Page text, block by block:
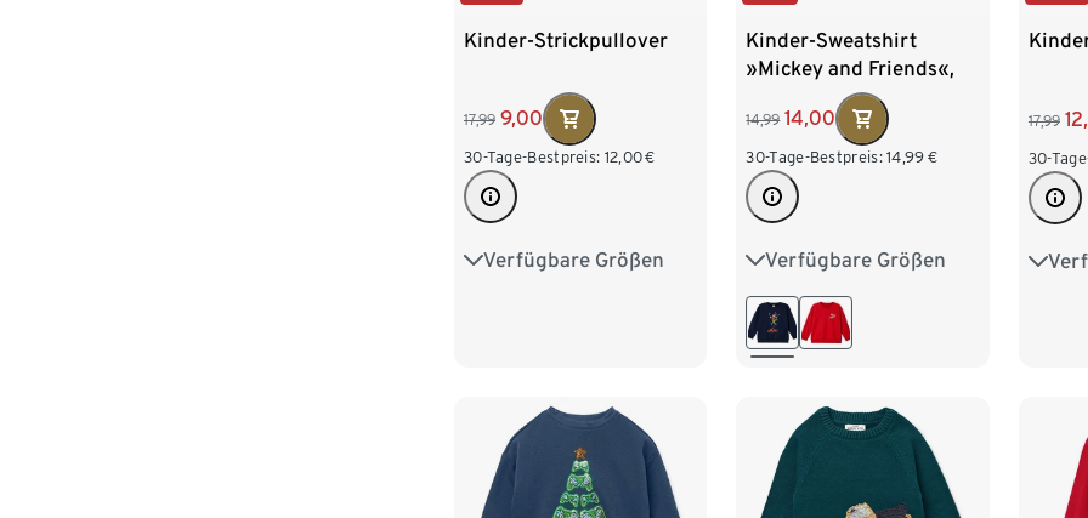
Kinder-Strickpullover
17,99 9,00
30-Tage-Bestpreis: 12,00€
Verfügbare Größen
86/92 98/104
Kinder-Sweatshirt
»Mickey and Friends«,
14,99 14,00
30-Tage-Bestpreis: 14,99 €
Verfügbare Größen
86/92 98/104
110/116 122/128
17,99
30-
86/